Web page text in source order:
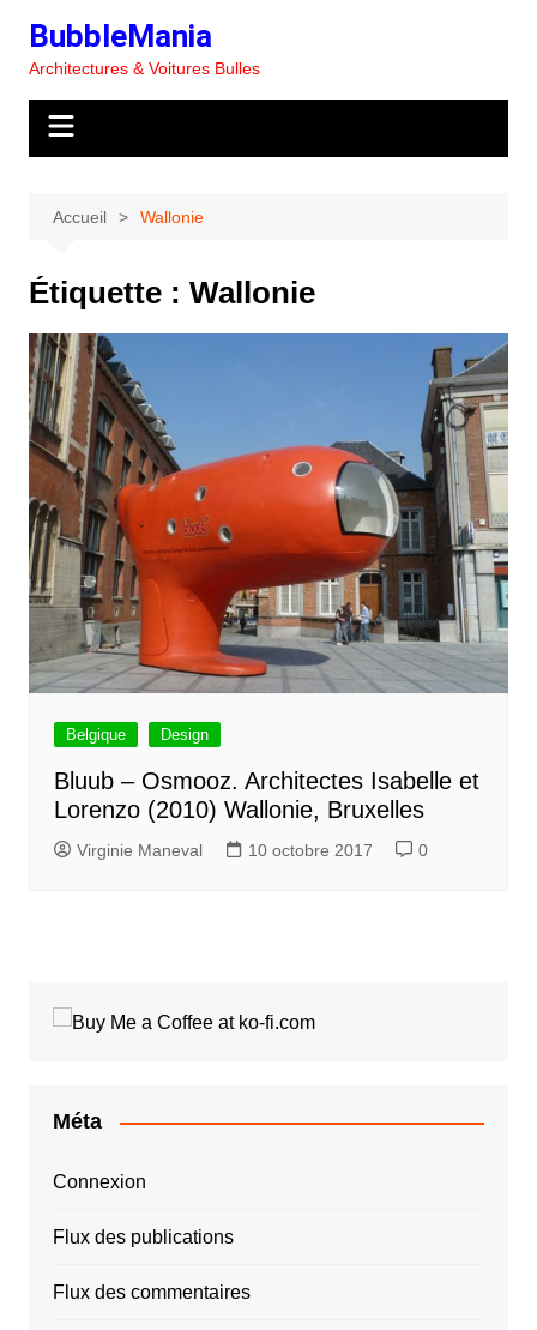
contenu
BubbleMania
Architectures & Voitures Bulles
Accueil Wallonie
Étiquette : Wallonie
Belgique Design
Bluub – Osmooz. Architectes Isabelle et
Lorenzo (2010) Wallonie, Bruxelles
Virginie Maneval 10 octobre 2017 0
Méta
Connexion
Flux des publications
Flux des commentaires